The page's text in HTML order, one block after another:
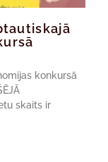
konkursā
skaits ir